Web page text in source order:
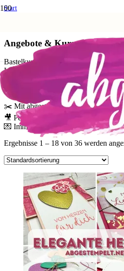
Start
Angebote & Kurse
Bastelkurse und kreative Angebote –
In dieser Kategorie findest du meine
gefüllte Kreativ-Boxen mit Anleitung
Stempeln, Schneiden & Gestalten.
✂️ Mit abgestimmtem Materialpaket
🎥 Perfekt für Einsteiger:innen &
💌 Immer mit abgestempelt-Extras &
Ergebnisse 1 – 18 von 36 werden